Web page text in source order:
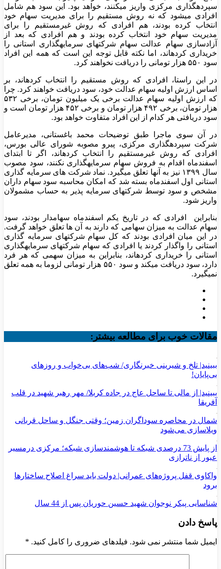
سپردهگذاری مرکزی واریز میکنند، خواهد بود. این سود هم شامل
افرادی میشود که نه روش مستقیم را برای مدیریت سهام خود
انتخاب کرده بودند، هم افرادی که روش غیرمستقیم را برای
مدیریت سهام خود انتخاب کرده بودند و هم افرادی که بعد از
آزادسازی سهام عدالت سهام شرکتهای سرمایهگذاری استانی را
خریداری کردهاند، اما نکته قابل توجه این است که همه این افراد
سود ۵۵۰ هزار تومانی را دریافت نخواهند کرد.
در این راستا، افرادی که روش مستقیم را انتخاب کردهاند، بر
اساس ارزش اولیه سهام عدالت خود، سود دریافت خواهند کرد. چرا
که ارزش اولیه سهام عدالت برخی یک میلیون تومان، برخی ۵۳۲
هزار تومان، برخی ۴۹۲ هزار تومان و برخی ۴۵۲ هزار تومان است و
سود دریافتی هر کدام از این افراد متفاوت خواهد بود.
در آن سوی ماجرا طبق توضیحات محمد باغستانی، مدیرعامل
شرکت سپردهگذاری مرکزی، پیرو مصوبه شورای عالی بورس،
افرادی که روش غیرمستقیم را انتخاب کردهاند، اگر تا ابتدای
اسفندماه اقدام به فروش سهام سرمایهگذاری نکنند، سود مصوب
سال ۱۳۹۹ نیز به آنها تعلق میگیرد. نماد شرکت های سرمایه گذاری
استانی اول اسفندماه بسته شد که امکان محاسبه سود سهام داران
مشخص و سود توسط شرکتهای سرمایه پذیر به حساب مشمولان
واریز شود.
بنابراین افرادی که در تاریخ یکم اسفندماه سهامدار بودند، سود
سهام عدالت به میزان سهامی که دارند به آن ها تعلق خواهد گرفت.
در این میان افرادی بودند که کل سهام شرکتهای سرمایه گذاری
استانی را واگذار کردند یا افرادی که سهام شرکتهای سرمایهگذاری
استانی را خریداری کردهاند، بنابراین به میزان سهمی که هر فرد
دارد، سود دریافت میکند و سود ۵۵۰ هزار تومانی لزوما به همه تعلق
نمیگیرد.
مقالات خوب برای مطالعه بیشتر:
ببینید| تلخ و شیرینی خبرنگاری/‌ شب‌های بی‌خواب و روزهای
بی‌پایان!
ببینید| از مالی تا ساحل عاج در جاده کربلا/ مهر رهبر شهید در قلب
آفریقا
شمال در محاصره سوداگران زمین؛ وقتی جنگل و ساحل قربانی
ویلاسازی می‌شود
از پایش 73 درصدی شبکه تا هوشمندسازی شبکه؛ مرکزی درمسیر
عبور از ناترازی
واکاوی قفل پروژه‌های عمرانی| دولت باید سراغ اصلاح ساختارها
برود
شناسایی پیکر نوجوان شهید حسین حوریان پس از 44 سال
پاسخ دادن
ایمیل شما منتشر نمی شود. فیلدهای ضروری را کامل کنید. *